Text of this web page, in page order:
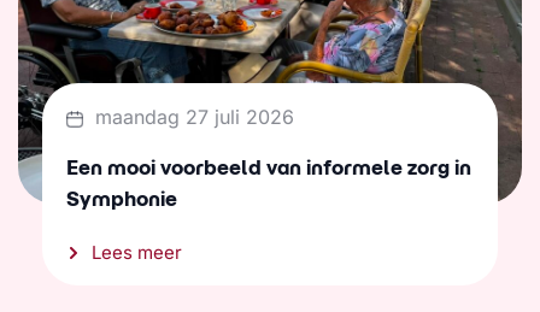
maandag 27 juli 2026
Een mooi voorbeeld van informele zorg in
Symphonie
Lees meer